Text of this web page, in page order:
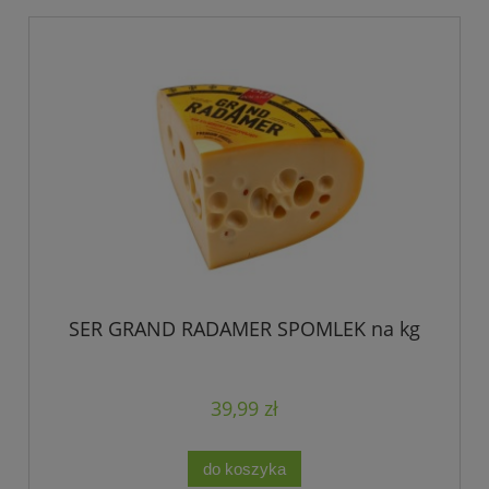
SER GRAND RADAMER SPOMLEK na kg
39,99 zł
do koszyka